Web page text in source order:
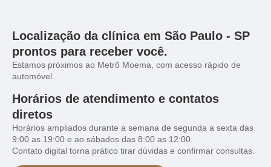
Localização da clínica em São Paulo - SP
prontos para receber você.
Estamos próximos ao Metrô Moema, com acesso rápido de
automóvel.
Horários de atendimento e contatos
diretos
Horários ampliados durante a semana de segunda a sexta das
9:00 as 19:00 e ao sábados das 8:00 as 12:00.
Contato digital torna prático tirar dúvidas e confirmar consultas.